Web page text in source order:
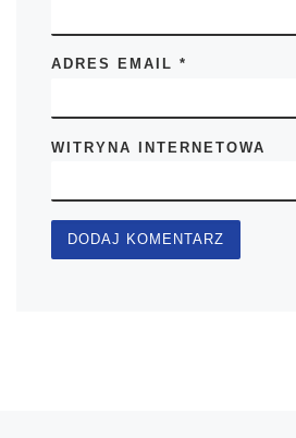
ADRES EMAIL*
WITRYNA INTERNETOWA